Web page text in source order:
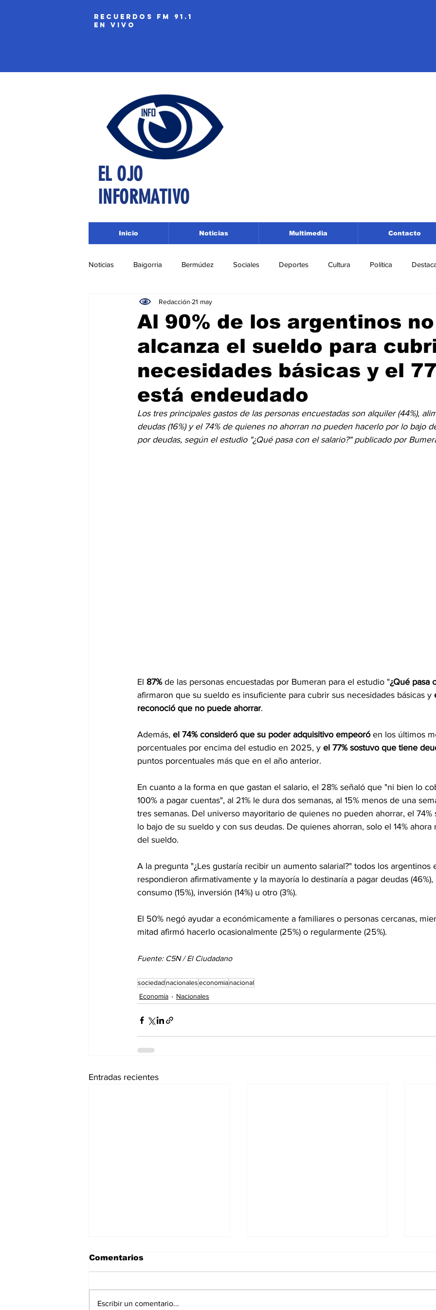
recuerdos fm 91.1
EN VIVO
EL OJO
INFORMATIVO
Inicio Noticias Multimedia Contacto
Noticias Baigorria Bermúdez Sociales Deportes Cultura Política
Nacionales Beltrán San Lorenzo
Roldán Departamento San Lorenzo Pujato Turismo Economía
Al 90% de los argentinos
alcanza el sueldo para
necesidades básicas y el
está endeudado
Redacción 21 may
Los tres principales gastos de las personas encuestadas son alquiler (44%),
deudas (16%) y el 74% de quienes no ahorran no pueden hacerlo por lo bajo
por deudas, según el estudio "¿Qué pasa con el salario?" publicado por
El 87% de las personas encuestadas por Bumeran para el estudio "¿Qué pasa
afirmaron que su sueldo es insuficiente para cubrir sus necesidades básicas y
reconoció que no puede ahorrar.
Además, el 74% consideró que su poder adquisitivo empeoró en los últimos
porcentuales por encima del estudio en 2025, y el 77% sostuvo que tiene
puntos porcentuales más que en el año anterior.
En cuanto a la forma en que gastan el salario, el 28% señaló que "ni bien lo
100% a pagar cuentas", al 21% le dura dos semanas, al 15% menos de una
tres semanas. Del universo mayoritario de quienes no pueden ahorrar, el
lo bajo de su sueldo y con sus deudas. De quienes ahorran, solo el 14%
del sueldo.
A la pregunta "¿Les gustaría recibir un aumento salarial?" todos los argentinos
respondieron afirmativamente y la mayoría lo destinaría a pagar deudas
consumo (15%), inversión (14%) u otro (3%).
El 50% negó ayudar a económicamente a familiares o personas cercanas,
mitad afirmó hacerlo ocasionalmente (25%) o regularmente (25%).
Fuente: C5N / El Ciudadano
sociedad nacionaleseconomianacional
Economía
Nacionales
Entradas recientes
Comentarios
Escribir un comentario...